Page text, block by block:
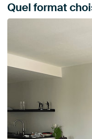
Quel format